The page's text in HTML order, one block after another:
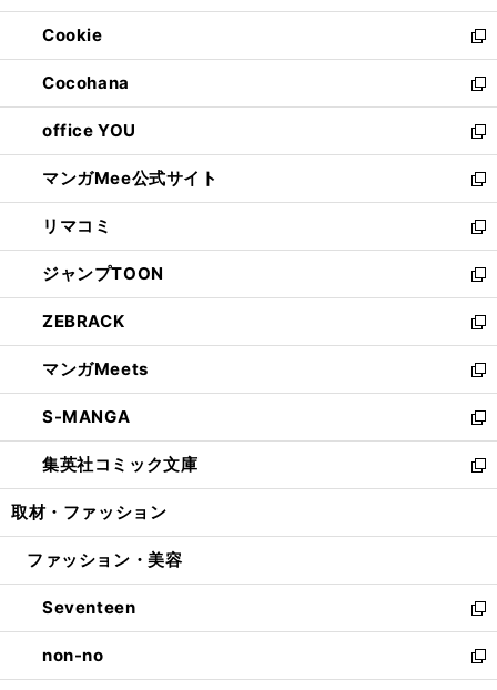
開
く
ウ
で
開
く
ン
ド
ウ
で
開
く
ウ
ィ
ン
ド
ウ
で
開
く
Cookie
新
し
い
ウ
ィ
ン
ド
ウ
で
開
く
Cocohana
新
し
い
ウ
ィ
ン
ド
ウ
で
開
く
office YOU
新
し
い
ウ
ィ
ン
ド
ウ
で
開
く
マンガMee公式サイト
新
し
い
ウ
ィ
ン
ド
ウ
で
開
く
リマコミ
新
し
い
ウ
ィ
ン
ド
ウ
で
開
く
ジャンプTOON
新
し
い
ウ
ィ
ン
ド
ウ
で
開
ZEBRACK
新
し
い
ウ
ィ
ン
ド
ウ
開
マンガMeets
新
し
い
ウ
ィ
ン
ウ
開
く
S-MANGA
新
し
い
ウ
ン
ウ
で
開
く
集英社コミック文庫
新
し
ウ
ン
ド
ウ
で
開
取材・ファッション
ファッション・美容
Seventeen
新
し
い
ウ
non-no
新
し